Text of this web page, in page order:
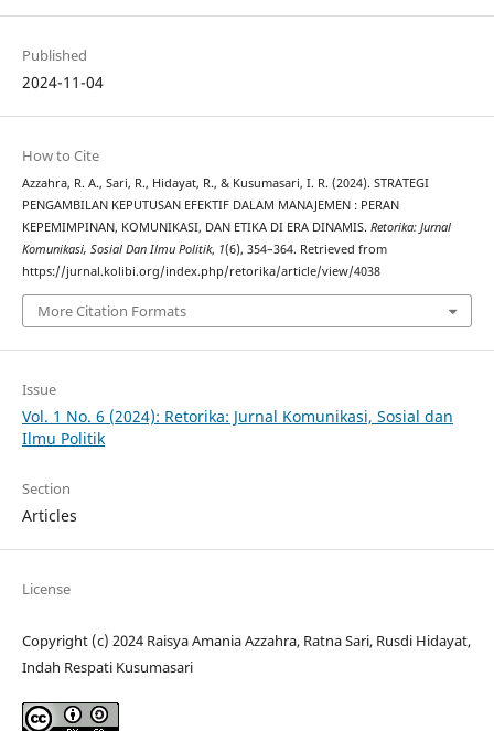
Published
2024-11-04
How to Cite
Azzahra, R. A., Sari, R., Hidayat, R., & Kusumasari, I. R. (2024). STRATEGI
PENGAMBILAN KEPUTUSAN EFEKTIF DALAM MANAJEMEN : PERAN
KEPEMIMPINAN, KOMUNIKASI, DAN ETIKA DI ERA DINAMIS. Retorika: Jurnal
Komunikasi, Sosial Dan Ilmu Politik, 1(6), 354–364. Retrieved from
https://jurnal.kolibi.org/index.php/retorika/article/view/4038
More Citation Formats
Issue
Vol. 1 No. 6 (2024): Retorika: Jurnal Komunikasi, Sosial dan
Ilmu Politik
Section
Articles
License
Copyright (c) 2024 Raisya Amania Azzahra, Ratna Sari, Rusdi Hidayat,
Indah Respati Kusumasari